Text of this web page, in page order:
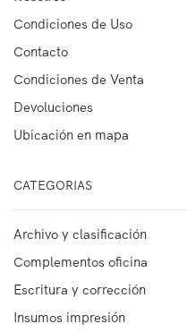
Condiciones de Uso
Contacto
Condiciones de Venta
Devoluciones
Ubicación en mapa
CATEGORIAS
Archivo y clasificación
Complementos oficina
Escritura y corrección
Insumos impresión